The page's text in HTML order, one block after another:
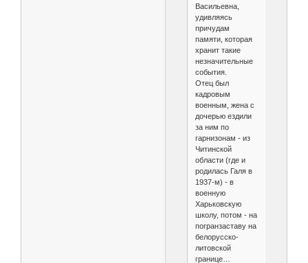
Васильевна,
удивляясь
причудам
памяти, которая
хранит такие
незначительные
события.
Отец был
кадровым
военным, жена с
дочерью ездили
за ним по
гарнизонам - из
Читинской
области (где и
родилась Галя в
1937-м) - в
военную
Харьковскую
школу, потом - на
погранзаставу на
белорусско-
литовской
границе…